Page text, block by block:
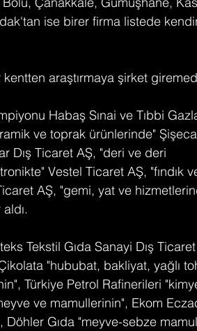
ise birer firma listede
araştırmaya şirket
Habaş Sınai ve Tıbbi
ve toprak ürünlerinde"
Dış Ticaret AŞ, "deri ve deri
Vestel Ticaret AŞ, "fındık
AŞ, "gemi, yat ve
Tekstil Gıda Sanayi Dış Ticaret
"hububat, bakliyat, yağlı
Türkiye Petrol Rafinerileri
ve mamullerinin", Ekom
Döhler Gıda "meyve-sebze